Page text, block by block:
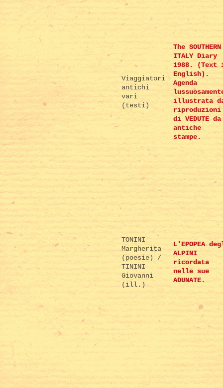
Viaggiatori
antichi
vari
(testi)
The SOUTHERN
ITALY Diary
1988. (Text
English).
Agenda
illustrata
riproduzioni
di VEDUTE da
antiche
stampe.
TONINI
Margherita
(poesie) /
TININI
Giovanni
(ill.)
L'EPOPEA
ALPINI
ricordata
nelle sue
ADUNATE.